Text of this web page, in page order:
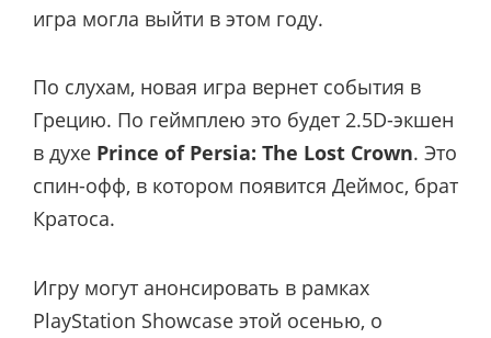
игра могла выйти в этом году.
По слухам, новая игра вернет события в
Грецию. По геймплею это будет 2.5D-экшен
в духе Prince of Persia: The Lost Crown. Это
спин-офф, в котором появится Деймос, брат
Кратоса.
Игру могут анонсировать в рамках
PlayStation Showcase этой осенью, о